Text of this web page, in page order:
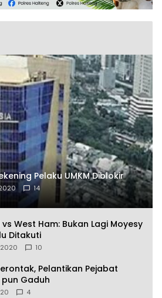
Pelaku UMKM Diblokir
14
West Ham: Bukan Lagi Moyesy
Ditakuti
10
Pelantikan Pejabat
Gaduh
4